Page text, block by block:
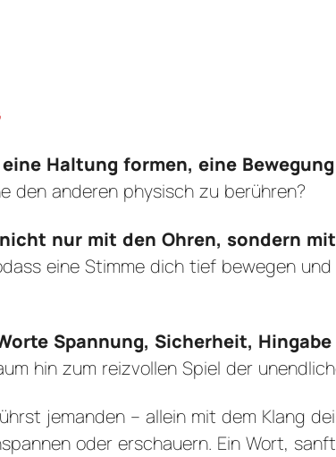
Haltung formen, eine
den anderen physisch zu berühren?
nur mit den Ohren, sondern
eine Stimme dich tief bewegen
Spannung, Sicherheit, Hingabe
hin zum reizvollen Spiel der
jemanden – allein mit dem Klang
oder erschauern. Ein Wort,